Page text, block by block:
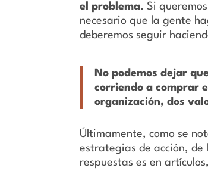
el problema. Si
necesario que la gente
deberemos seguir
No podemos dejar
corriendo a comprar
organización, dos
Últimamente, como se
estrategias de acción, de
respuestas es en